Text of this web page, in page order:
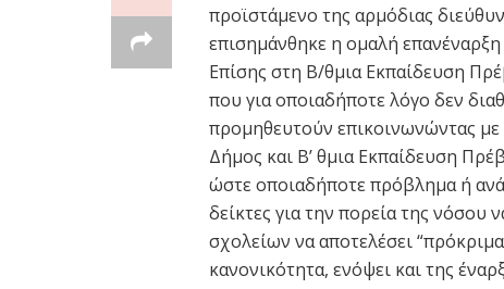
προϊστάμενο της αρμόδιας
επισημάνθηκε η ομαλή
Επίσης στη Β/θμια Εκπαίδευση
που για οποιαδήποτε λόγο δεν
προμηθευτούν επικοινωνώντας
Δήμος και Β’ θμια Εκπαίδευση
ώστε οποιαδήποτε πρόβλημα ή
δείκτες για την πορεία της νόσου
σχολείων να αποτελέσει
κανονικότητα, ενόψει και της